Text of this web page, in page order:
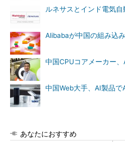
ルネサスとインド電気
Alibabaが中国の組み込
中国CPUコアメーカー
中国Web大手、AI製品
あなたにおすすめ